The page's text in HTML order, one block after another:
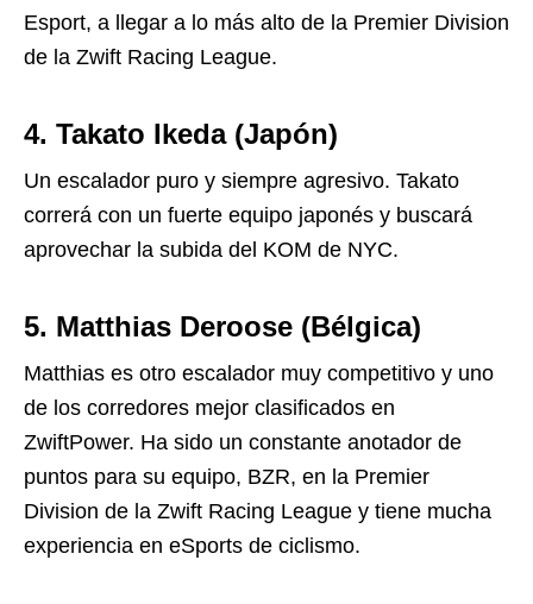
Esport, a llegar a lo más alto de la Premier Division
de la Zwift Racing League.
4. Takato Ikeda (Japón)
Un escalador puro y siempre agresivo. Takato
correrá con un fuerte equipo japonés y buscará
aprovechar la subida del KOM de NYC.
5. Matthias Deroose (Bélgica)
Matthias es otro escalador muy competitivo y uno
de los corredores mejor clasificados en
ZwiftPower. Ha sido un constante anotador de
puntos para su equipo, BZR, en la Premier
Division de la Zwift Racing League y tiene mucha
experiencia en eSports de ciclismo.